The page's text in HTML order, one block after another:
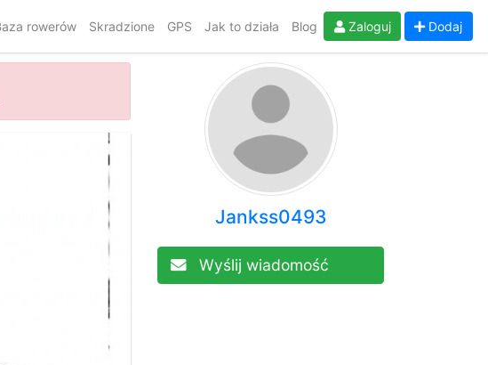
rowerów Skradzione GPS Jak to działa Blog Zaloguj Dodaj
Jankss0493
Wyślij wiadomość